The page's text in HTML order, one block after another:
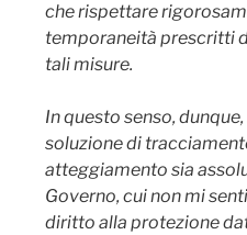
che rispettare
temporaneità prescritti
tali misure.
In questo senso,
soluzione di
atteggiamento sia
Governo, cui non mi
diritto alla protezione